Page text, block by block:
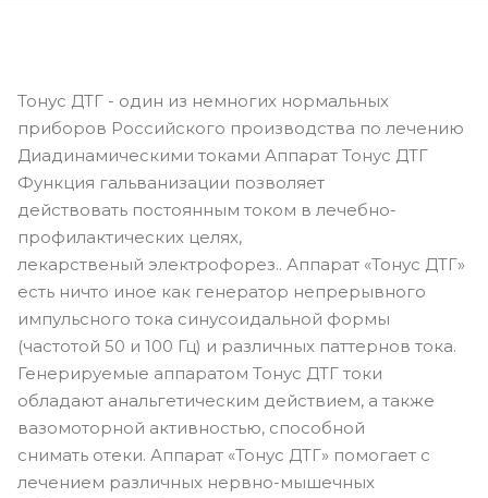
Тонус ДТГ - один из немногих нормальных
приборов Российского производства по лечению
Диадинамическими токами Аппарат Тонус ДТГ
Функция гальванизации позволяет
действовать постоянным током в лечебно-
профилактических целях,
лекарственый электрофорез.. Аппарат «Тонус ДТГ»
есть ничто иное как генератор непрерывного
импульсного тока синусоидальной формы
(частотой 50 и 100 Гц) и различных паттернов тока.
Генерируемые аппаратом Тонус ДТГ токи
обладают анальгетическим действием, а также
вазомоторной активностью, способной
снимать отеки. Аппарат «Тонус ДТГ» помогает с
лечением различных нервно-мышечных